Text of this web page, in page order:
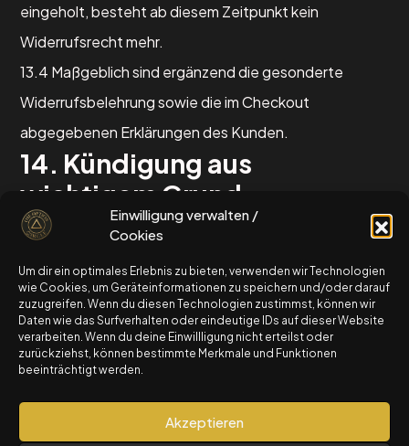
Einwilligung verwalten /
Cookies
Um dir ein optimales Erlebnis zu bieten, verwenden wir Technologien
wie Cookies, um Geräteinformationen zu speichern und/oder darauf
zuzugreifen. Wenn du diesen Technologien zustimmst, können wir
Daten wie das Surfverhalten oder eindeutige IDs auf dieser Website
verarbeiten. Wenn du deine Einwillligung nicht erteilst oder
zurückziehst, können bestimmte Merkmale und Funktionen
beeinträchtigt werden.
Akzeptieren
eingeholt, besteht ab diesem Zeitpunkt kein
Widerrufsrecht mehr.
13.4 Maßgeblich sind ergänzend die gesonderte
Widerrufsbelehrung sowie die im Checkout
abgegebenen Erklärungen des Kunden.
14. Kündigung aus
wichtigem Grund
14.1 Das Recht beider Parteien zur außerordentlichen
14.2 Ein wichtiger Grund für den Anbieter liegt
insbesondere vor, wenn der Kunde Zugangsdaten
missbräuchlich verwendet, Inhalte unbefugt
weitergibt oder Community-Regeln schwerwiegend
verletzt.
15. Haftung
schau dir gerne auch unseren kostenlosen
OptionsStarterKurs an
zum OptionsStarterKurs
© 2025 The Option Circle by Travel4AuroCapital LTD.
Alle Rechte vorbehalten.
erhebliche Risiken und ist nicht für alle Anleger
geeignet.